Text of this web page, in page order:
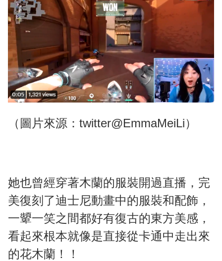
u
t
（圖片來源：twitter@EmmaMeiLi）
她也曾經穿著木蘭的服裝開過直播，完
美復刻了迪士尼動畫中的服裝和配飾，
一顰一笑之間都好有復古的東方美感，
看起來根本就像是直接從卡通中走出來
的花木蘭！！